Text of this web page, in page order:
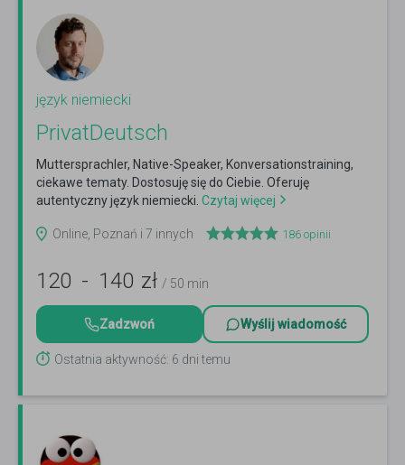
język niemiecki
PrivatDeutsch
Muttersprachler, Native-Speaker, Konversationstraining,
ciekawe tematy. Dostosuję się do Ciebie. Oferuję
autentyczny język niemiecki. Czytaj więcej
Online, Poznań i 7 innych 186 opinii
120 - 140 zł / 50 min
Zadzwoń Wyślij wiadomość
Ostatnia aktywność: 6 dni temu